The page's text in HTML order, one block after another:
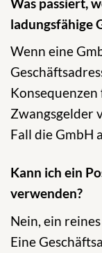
ladungsfähige
Wenn eine
Zwangsgelder
Fall die GmbH
Kann ich ein
verwenden?
Nein, ein
Eine